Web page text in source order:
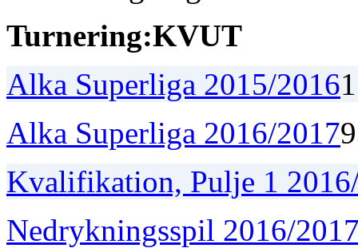
Turnering:KVUT
Alka Superliga 2015/2016
Alka Superliga 2016/20179
Kvalifikation, Pulje 1
Nedrykningsspil 2016/